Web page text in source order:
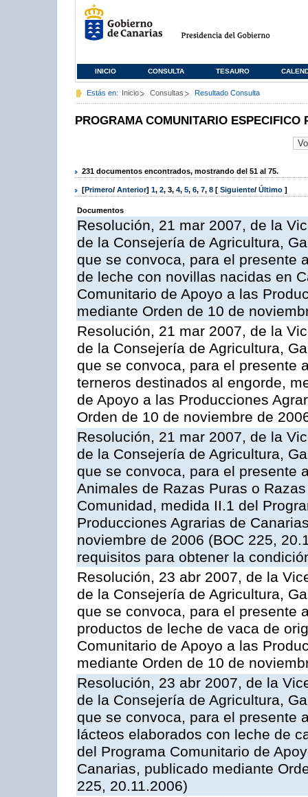
INICIO CONSULTA TESAURO
Estás en: Inicio Consultas Resultado Consulta
PROGRAMA COMUNITARIO ESPECIFICO
231 documentos encontrados, mostrando del 51 al 75.
[Primero/ Anterior] 1, 2, 3, 4, 5, 6, 7, 8 [ Siguiente/ Último ]
Documentos
Resolución, 21 mar 2007, de la
de la Consejería de Agricultura,
que se convoca, para el presente
de leche con novillas nacidas en
Comunitario de Apoyo a las
mediante Orden de 10 de
Resolución, 21 mar 2007, de la
de la Consejería de Agricultura,
que se convoca, para el presente
terneros destinados al engorde,
de Apoyo a las Producciones
Orden de 10 de noviembre de
Resolución, 21 mar 2007, de la
de la Consejería de Agricultura,
que se convoca, para el presente
Animales de Razas Puras o
Comunidad, medida II.1 del
Producciones Agrarias de
noviembre de 2006 (BOC 225,
requisitos para obtener la
Resolución, 23 abr 2007, de la
de la Consejería de Agricultura,
que se convoca, para el presente
productos de leche de vaca de
Comunitario de Apoyo a las
mediante Orden de 10 de
Resolución, 23 abr 2007, de la
de la Consejería de Agricultura,
que se convoca, para el presente
lácteos elaborados con leche de
del Programa Comunitario de
Canarias, publicado mediante
225, 20.11.2006)